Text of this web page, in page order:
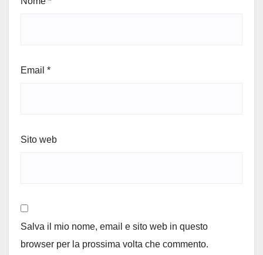
Email *
Sito web
Salva il mio nome, email e sito web in questo
browser per la prossima volta che commento.